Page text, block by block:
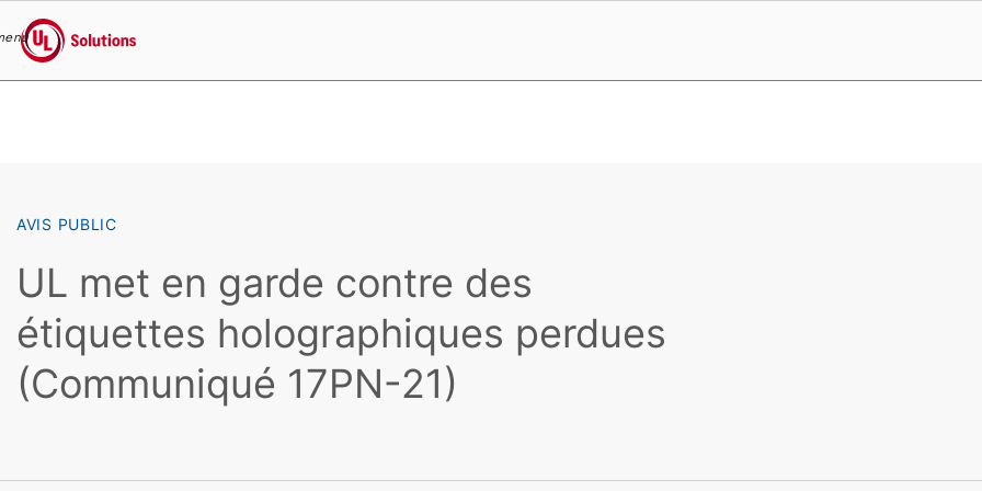
UL Solutions
AVIS PUBLIC
UL met en garde contre des
étiquettes holographiques perdues
(Communiqué 17PN-21)